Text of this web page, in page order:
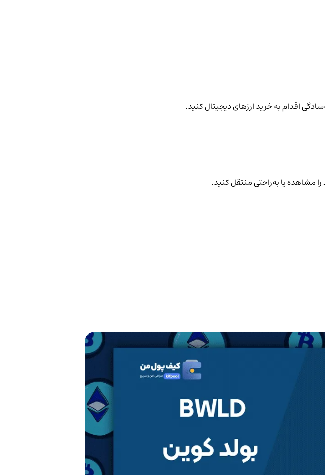
اقدام به خرید ارزهای دیجیتال کنید.
مشاهده یا به‌راحتی منتقل کنید.